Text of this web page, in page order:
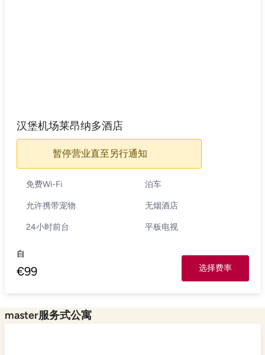
汉堡机场莱昂纳多酒店
暂停营业直至另行通知
免费Wi-Fi 泊车
允许携带宠物 无烟酒店
24小时前台 平板电视
自
€99 选择费率
master服务式公寓